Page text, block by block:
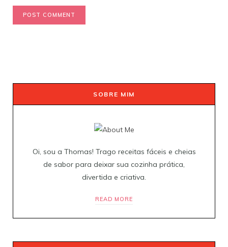
SOBRE MIM
Oi, sou a Thomas! Trago receitas fáceis e cheias
de sabor para deixar sua cozinha prática,
divertida e criativa.
READ MORE